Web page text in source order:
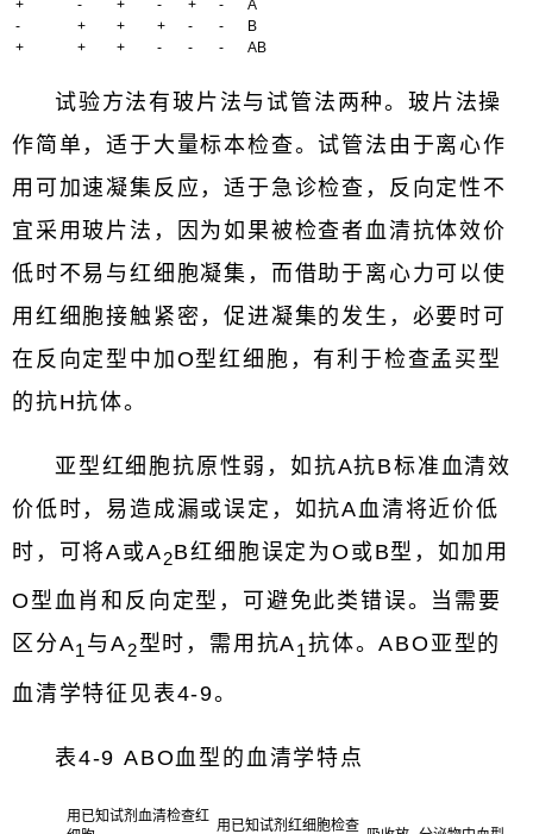
+
- + - + -
A
-
+ + + - -
B
+
+ + - - - AB
试验方法有玻片法与试管法两种。玻片法操
作简单，适于大量标本检查。试管法由于离心作
用可加速凝集反应，适于急诊检查，反向定性不
宜采用玻片法，因为如果被检查者血清抗体效价
低时不易与红细胞凝集，而借助于离心力可以使
用红细胞接触紧密，促进凝集的发生，必要时可
在反向定型中加O型红细胞，有利于检查孟买型
的抗H抗体。
亚型红细胞抗原性弱，如抗A抗B标准血清效
价低时，易造成漏或误定，如抗A血清将近价低
时，可将A或A2B红细胞误定为O或B型，如加用
O型血肖和反向定型，可避免此类错误。当需要
区分A1 与A2型时，需用抗A1抗体。ABO亚型的
血清学特征见表4-9。
表4-9 ABO血型的血清学特点
用已知试剂血清检查红
用已知试剂红细胞检查